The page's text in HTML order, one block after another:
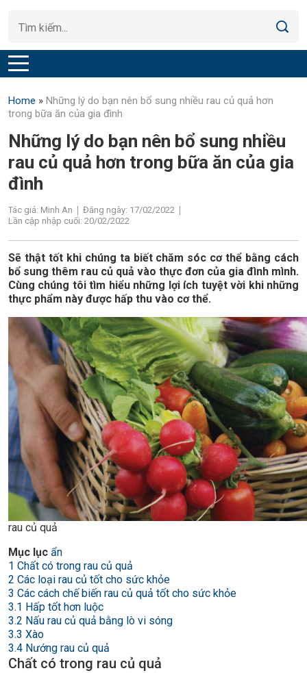
Home » Những lý do bạn nên bổ sung nhiều rau củ quả hơn
trong bữa ăn của gia đình
Những lý do bạn nên bổ sung nhiều
rau củ quả hơn trong bữa ăn của gia
đình
Tác giả: Minh An
Đăng ngày: 17/02/2022
Lần cập nhập cuối: 20/02/2022
Sẽ thật tốt khi chúng ta biết chăm sóc cơ thể bằng cách
bổ sung thêm rau củ quả vào thực đơn của gia đình mình.
Cùng chúng tôi tìm hiểu những lợi ích tuyệt vời khi những
thực phẩm này được hấp thu vào cơ thể.
rau củ quả
Mục lục ẩn
1 Chất có trong rau củ quả
2 Các loại rau củ tốt cho sức khỏe
3 Các cách chế biến rau củ quả tốt cho sức khỏe
3.1 Hấp tốt hơn luộc
3.2 Nấu rau củ quả bằng lò vi sóng
3.3 Xào
3.4 Nướng rau củ quả
Chất có trong rau củ quả